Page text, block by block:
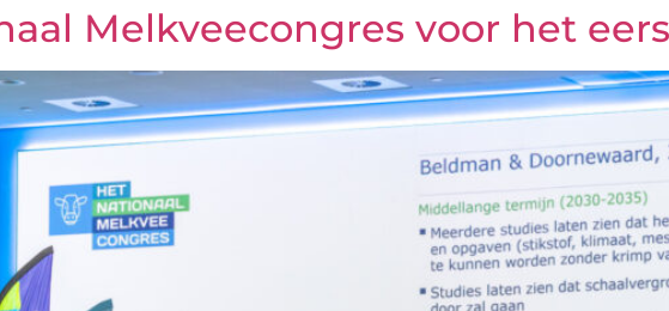
Melkveecongres voor het